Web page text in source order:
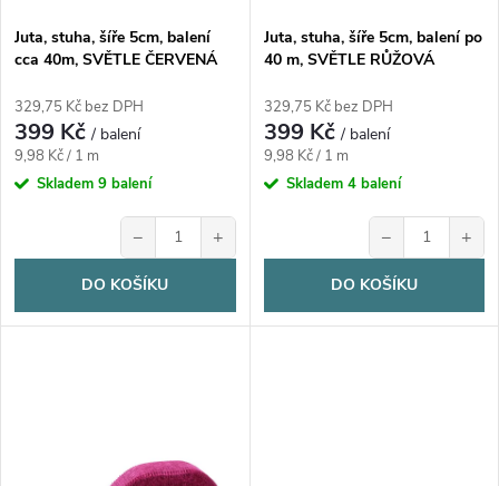
o
d
u
k
t
ů
o
d
u
ů
Juta, stuha, šíře 5cm, balení
cca 40m, SVĚTLE ČERVENÁ
329,75 Kč bez DPH
399 Kč/ balení
Měrná
cena:
9,98 Kč / 1 m
Skladem 9 balení
− +
DO KOŠÍKU
Juta, stuha, šíře 5cm, balení po
40 m, SVĚTLE RŮŽOVÁ
329,75 Kč bez DPH
399 Kč/ balení
Měrná
cena:
9,98 Kč / 1 m
Skladem 4 balení
− +
DO KOŠÍKU